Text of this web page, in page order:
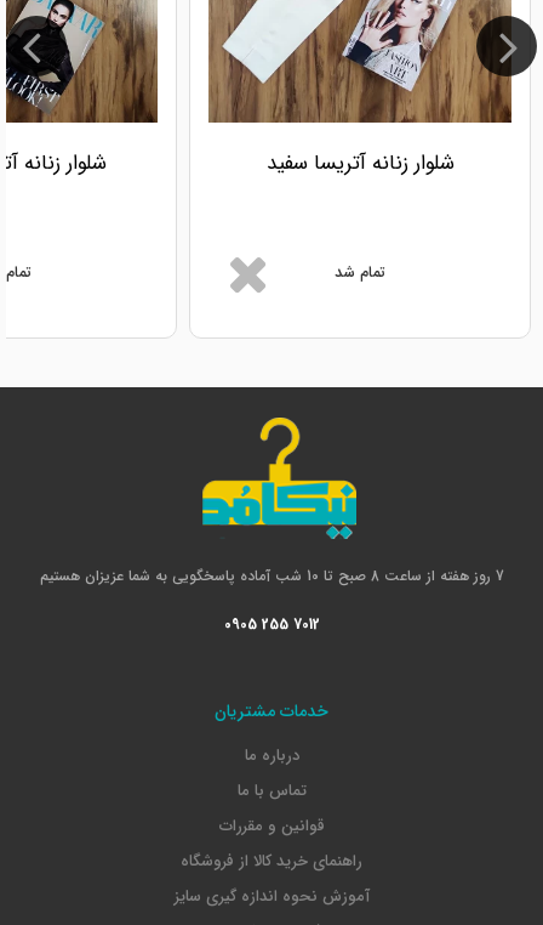
شلوار زنانه آتریسا سفید
تمام شد
شلوار زنانه
7 روز هفته از ساعت 8 صبح تا 10 شب آماده پاسخگویی به شما عزیزان هستیم
0905 255 7012
خدمات مشتریان
درباره ما
تماس با ما
قوانین و مقررات
راهنمای خرید کالا از فروشگاه
آموزش نحوه اندازه گیری سایز